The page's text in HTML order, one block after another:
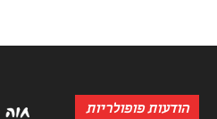
הודעות פופולריות